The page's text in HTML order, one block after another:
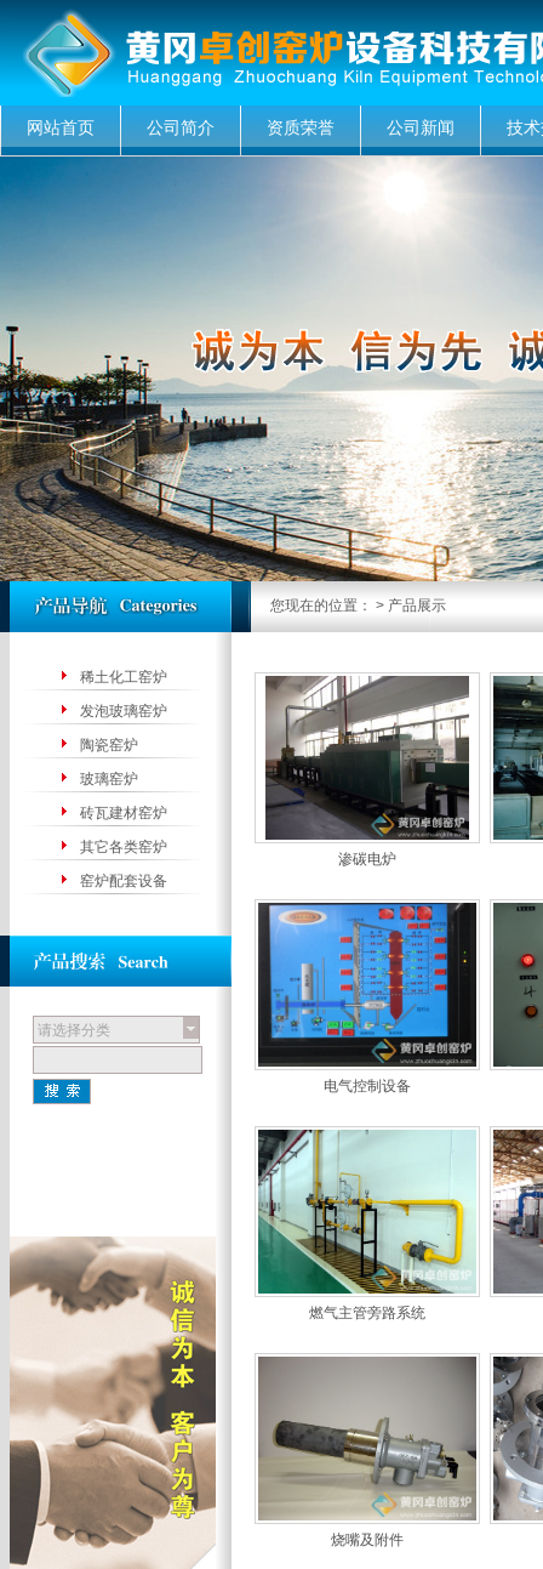
网站首页 公司简介 资质荣誉 公司新闻 技
渗碳电炉
电气控制设备
燃气主管旁路系统
烧嘴及附件
请选择分类
稀土化工窑炉
发泡玻璃窑炉
陶瓷窑炉
玻璃窑炉
砖瓦建材窑炉
其它各类窑炉
窑炉配套设备
您现在的位置： > 产品展示